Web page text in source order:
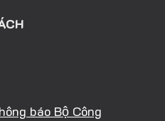
báo Bộ Công